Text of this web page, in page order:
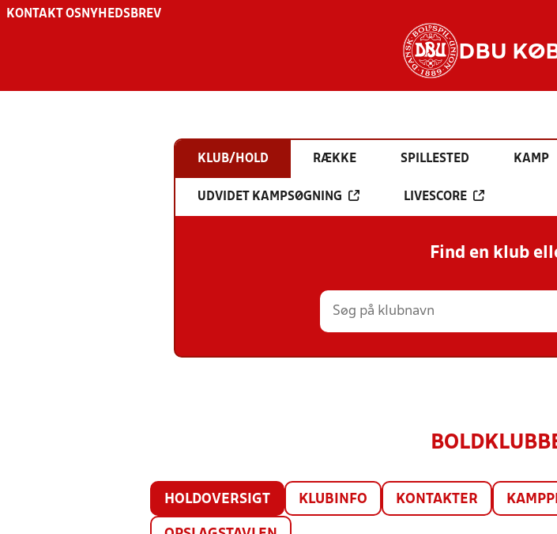
KONTAKT OS NYHEDSBREV
DBU
KLUB/HOLD RÆKKE SPILLESTED KAMP
UDVIDET KAMPSØGNING LIVESCORE
Find en klub
HOLDOVERSIGT KLUBINFO KONTAKTER